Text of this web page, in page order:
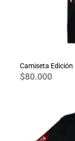
Camiseta
$80.000